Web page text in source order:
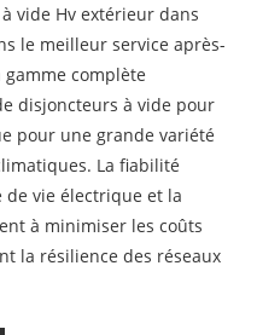
vide Hv extérieur dans
le meilleur service après-
complète
disjoncteurs à vide pour
pour une grande variété
La fiabilité
vie électrique et la
à minimiser les coûts
la résilience des réseaux